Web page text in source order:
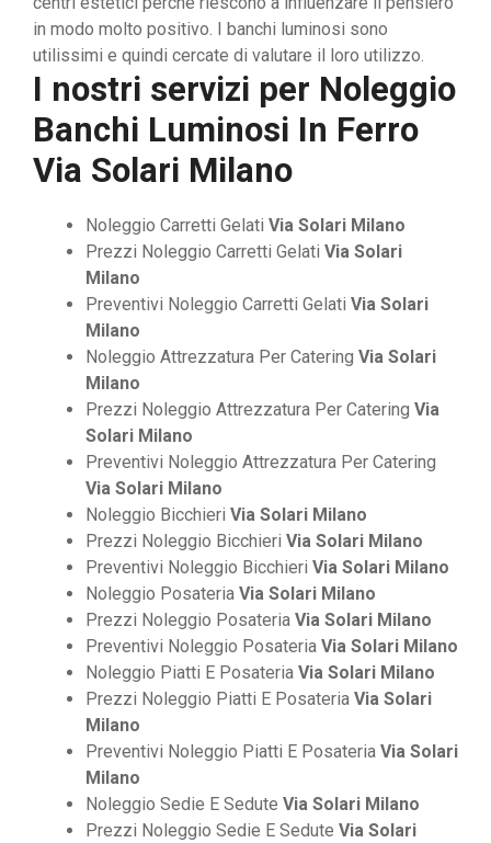
in modo molto positivo. I banchi luminosi sono
utilissimi e quindi cercate di valutare il loro utilizzo.
I nostri servizi per Noleggio
Banchi Luminosi In Ferro
Via Solari Milano
Noleggio Carretti Gelati Via Solari Milano
Prezzi Noleggio Carretti Gelati Via Solari
Milano
Preventivi Noleggio Carretti Gelati Via Solari
Milano
Noleggio Attrezzatura Per Catering Via Solari
Milano
Prezzi Noleggio Attrezzatura Per Catering Via
Solari Milano
Preventivi Noleggio Attrezzatura Per Catering
Via Solari Milano
Noleggio Bicchieri Via Solari Milano
Prezzi Noleggio Bicchieri Via Solari Milano
Preventivi Noleggio Bicchieri Via Solari Milano
Noleggio Posateria Via Solari Milano
Prezzi Noleggio Posateria Via Solari Milano
Preventivi Noleggio Posateria Via Solari Milano
Noleggio Piatti E Posateria Via Solari Milano
Prezzi Noleggio Piatti E Posateria Via Solari
Milano
Preventivi Noleggio Piatti E Posateria Via Solari
Milano
Noleggio Sedie E Sedute Via Solari Milano
Prezzi Noleggio Sedie E Sedute Via Solari